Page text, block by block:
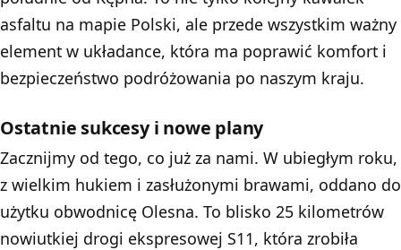
asfaltu na mapie Polski, ale przede wszystkim ważny
element w układance, która ma poprawić komfort i
bezpieczeństwo podróżowania po naszym kraju.
Ostatnie sukcesy i nowe plany
Zacznijmy od tego, co już za nami. W ubiegłym roku,
z wielkim hukiem i zasłużonymi brawami, oddano do
użytku obwodnicę Olesna. To blisko 25 kilometrów
nowiutkiej drogi ekspresowej S11, która zrobiła